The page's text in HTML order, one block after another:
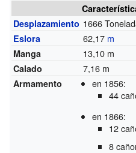
Desplazamiento 1666
Eslora 62,17 m
Manga 13,10 m
Calado 7,16 m
Armamento
en 1856:
44
en 1866:
12
8